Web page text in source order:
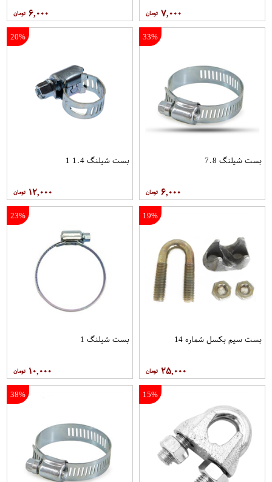
۷,۰۰۰ ۶,۰۰۰
33%
بست شیلنگ 7.8
۶,۰۰۰
20%
بست شیلنگ 1.4 1
۱۲,۰۰۰
19%
بست سیم بکسل شماره 14
۲۵,۰۰۰
23%
بست شیلنگ 1
۱۰,۰۰۰
15%
38%